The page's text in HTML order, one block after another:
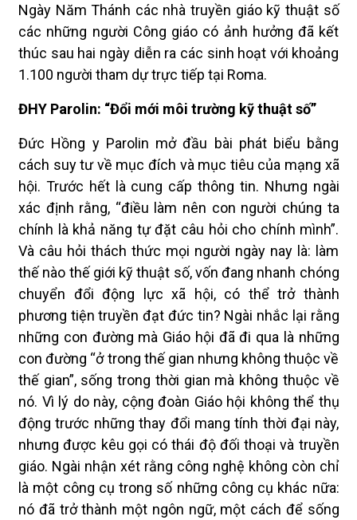
Ngày Năm Thánh các nhà truyền giáo kỹ thuật số
các những người Công giáo có ảnh hưởng đã kết
thúc sau hai ngày diễn ra các sinh hoạt với khoảng
1.100 người tham dự trực tiếp tại Roma.
ĐHY Parolin: “Đổi mới môi trường kỹ thuật số”
Đức Hồng y Parolin mở đầu bài phát biểu bằng
cách suy tư về mục đích và mục tiêu của mạng xã
hội. Trước hết là cung cấp thông tin. Nhưng ngài
xác định rằng, “điều làm nên con người chúng ta
chính là khả năng tự đặt câu hỏi cho chính mình”.
Và câu hỏi thách thức mọi người ngày nay là: làm
thế nào thế giới kỹ thuật số, vốn đang nhanh chóng
chuyển đổi động lực xã hội, có thể trở thành
phương tiện truyền đạt đức tin? Ngài nhắc lại rằng
những con đường mà Giáo hội đã đi qua là những
con đường “ở trong thế gian nhưng không thuộc về
thế gian”, sống trong thời gian mà không thuộc về
nó. Vì lý do này, cộng đoàn Giáo hội không thể thụ
động trước những thay đổi mang tính thời đại này,
nhưng được kêu gọi có thái độ đối thoại và truyền
giáo. Ngài nhận xét rằng công nghệ không còn chỉ
là một công cụ trong số những công cụ khác nữa:
nó đã trở thành một ngôn ngữ, một cách để sống